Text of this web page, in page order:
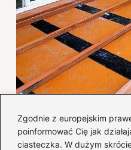
Zgodnie z europejskim
poinformować Cię jak
ciasteczka. W dużym
Jak efektywnie
betonowy, by
błędów i kosztów?